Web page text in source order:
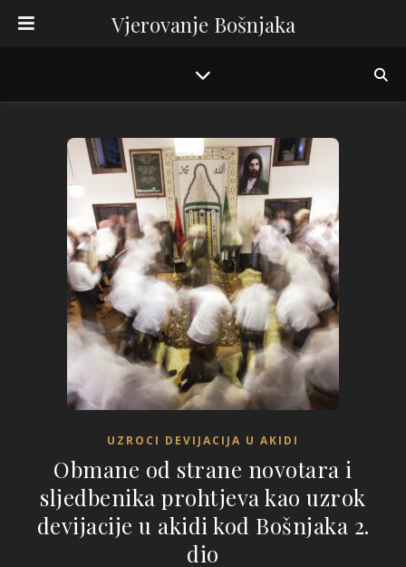
Vjerovanje Bošnjaka
UZROCI DEVIJACIJA U AKIDI
Obmane od strane novotara i
sljedbenika prohtjeva kao uzrok
devijacije u akidi kod Bošnjaka 2.
dio